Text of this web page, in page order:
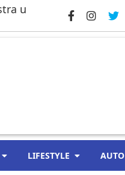
u
LIFESTYLE